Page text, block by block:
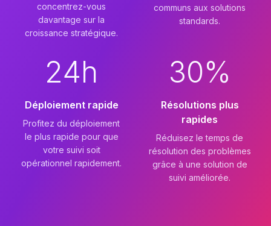
concentrez-vous
davantage sur la
croissance stratégique.
communs aux solutions
standards.
24h
Déploiement rapide
Profitez du déploiement
le plus rapide pour que
votre suivi soit
opérationnel rapidement.
30%
Résolutions plus
rapides
Réduisez le temps de
résolution des problèmes
grâce à une solution de
suivi améliorée.